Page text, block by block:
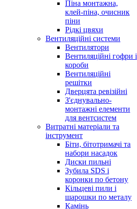
Піна монтажна,
клей-піна, очисник
піни
Рідкі цвяхи
Вентиляційні системи
Вентилятори
Вентиляційні гофри і
короби
Вентиляційні
решітки
Дверцята ревізійні
З'єднувально-
монтажні елементи
для вентсистем
Витратні матеріали та
інструмент
Біти, бітотримачі та
набори насадок
Диски пильні
Зубила SDS і
коронки по бетону
Кільцеві пили і
шарошки по металу
Камінь